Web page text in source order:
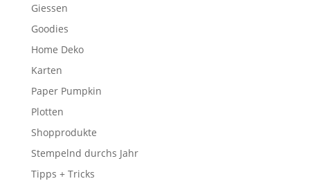
Giessen
Goodies
Home Deko
Karten
Paper Pumpkin
Plotten
Shopprodukte
Stempelnd durchs Jahr
Tipps + Tricks